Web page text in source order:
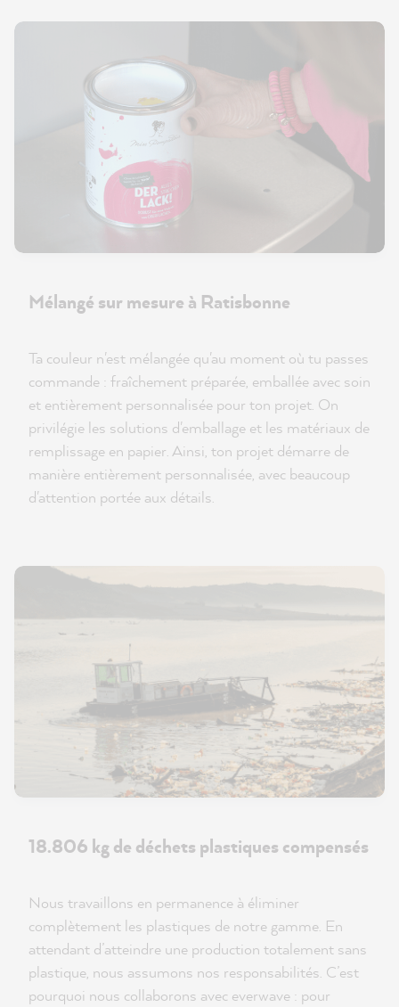
Mélangé sur mesure à Ratisbonne
Ta couleur n'est mélangée qu'au moment où tu passes
commande : fraîchement préparée, emballée avec soin
et entièrement personnalisée pour ton projet. On
privilégie les solutions d'emballage et les matériaux de
remplissage en papier. Ainsi, ton projet démarre de
manière entièrement personnalisée, avec beaucoup
d'attention portée aux détails.
18.806 kg de déchets plastiques compensés
Nous travaillons en permanence à éliminer
complètement les plastiques de notre gamme. En
attendant d’atteindre une production totalement sans
plastique, nous assumons nos responsabilités. C’est
pourquoi nous collaborons avec everwave : pour